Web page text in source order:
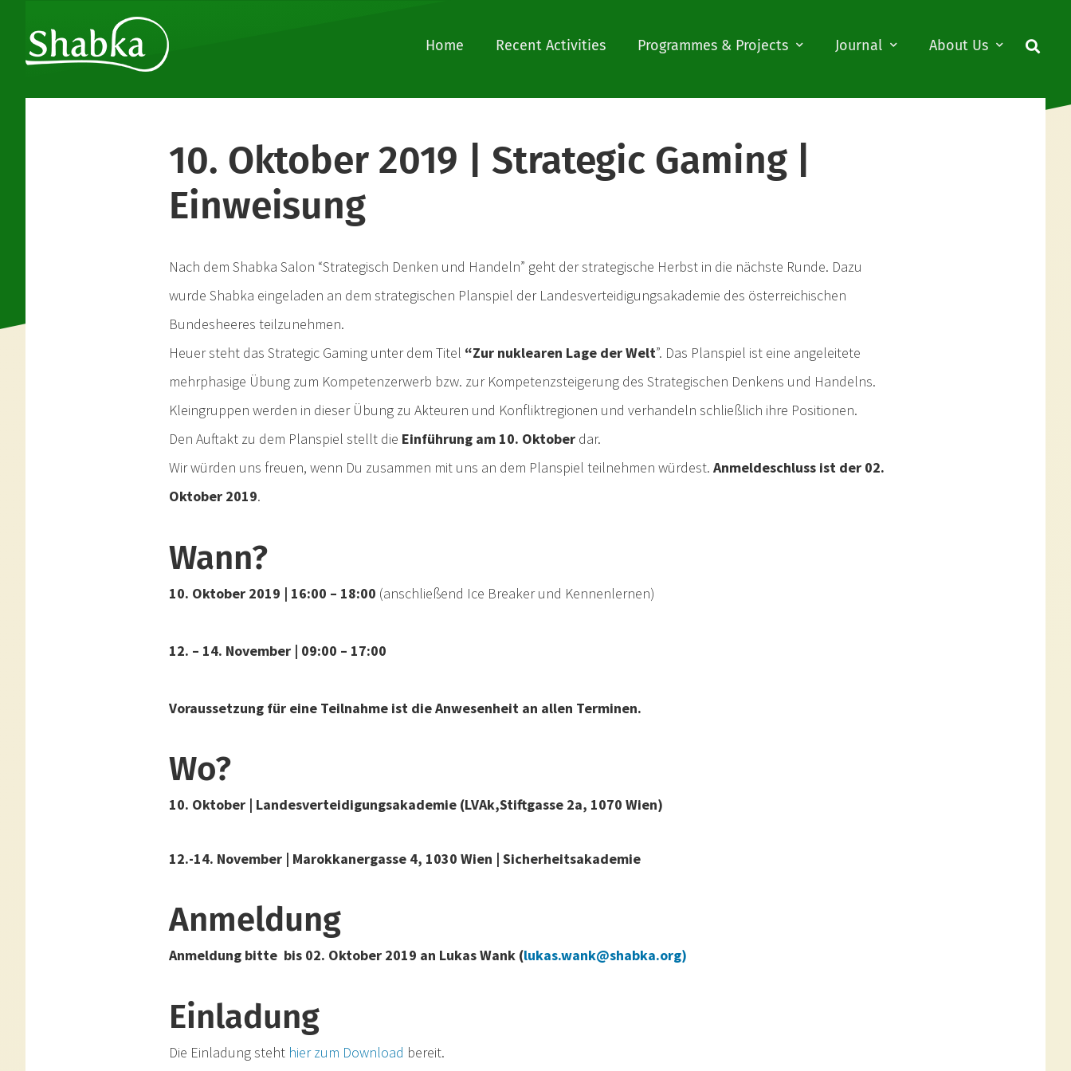
Home Recent Activities Programmes & Projects Journal About Us
10. Oktober 2019 | Strategic Gaming |
Einweisung
Nach dem Shabka Salon “Strategisch Denken und Handeln” geht der strategische Herbst in die nächste Runde. Dazu
wurde Shabka eingeladen an dem strategischen Planspiel der Landesverteidigungsakademie des österreichischen
Bundesheeres teilzunehmen.
Heuer steht das Strategic Gaming unter dem Titel “Zur nuklearen Lage der Welt”. Das Planspiel ist eine angeleitete
mehrphasige Übung zum Kompetenzerwerb bzw. zur Kompetenzsteigerung des Strategischen Denkens und Handelns.
Kleingruppen werden in dieser Übung zu Akteuren und Konfliktregionen und verhandeln schließlich ihre Positionen.
Den Auftakt zu dem Planspiel stellt die Einführung am 10. Oktober dar.
Wir würden uns freuen, wenn Du zusammen mit uns an dem Planspiel teilnehmen würdest. Anmeldeschluss ist der 02.
Oktober 2019.
Wann?
10. Oktober 2019 | 16:00 – 18:00 (anschließend Ice Breaker und Kennenlernen)
12. – 14. November | 09:00 – 17:00
Voraussetzung für eine Teilnahme ist die Anwesenheit an allen Terminen.
Wo?
10. Oktober | Landesverteidigungsakademie (LVAk,Stiftgasse 2a, 1070 Wien)
12.-14. November | Marokkanergasse 4, 1030 Wien | Sicherheitsakademie
Anmeldung
Anmeldung bitte bis 02. Oktober 2019 an Lukas Wank (lukas.wank@shabka.org)
Einladung
Die Einladung steht hier zum Download bereit.